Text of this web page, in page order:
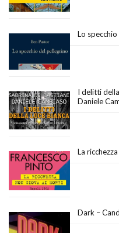
Lo
I delitti
Daniele
La
Dark –